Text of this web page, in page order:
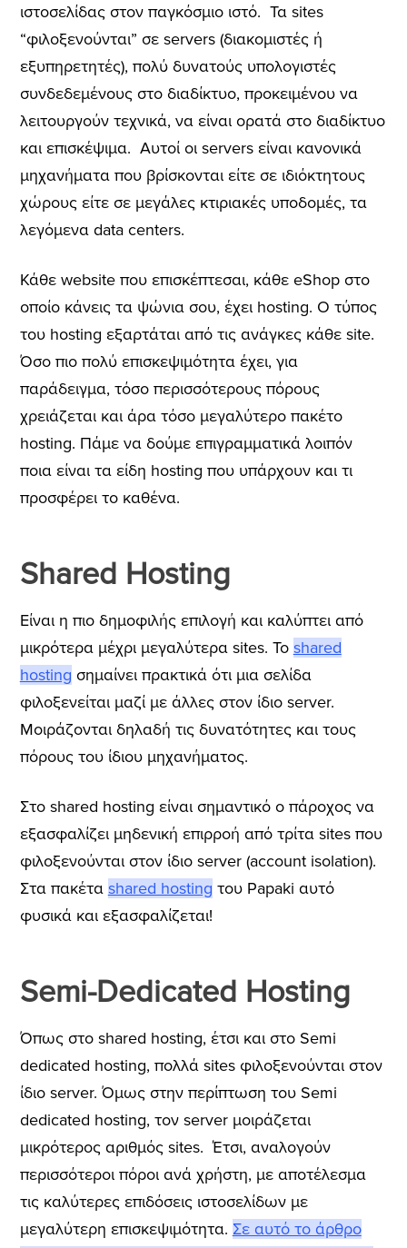
ιστοσελίδας στον παγκόσμιο ιστό. Τα sites
“φιλοξενούνται” σε servers (διακομιστές ή
εξυπηρετητές), πολύ δυνατούς υπολογιστές
συνδεδεμένους στο διαδίκτυο, προκειμένου να
λειτουργούν τεχνικά, να είναι ορατά στο διαδίκτυο
και επισκέψιμα. Αυτοί οι servers είναι κανονικά
μηχανήματα που βρίσκονται είτε σε ιδιόκτητους
χώρους είτε σε μεγάλες κτιριακές υποδομές, τα
λεγόμενα data centers.
Κάθε website που επισκέπτεσαι, κάθε eShop στο
οποίο κάνεις τα ψώνια σου, έχει hosting. Ο τύπος
του hosting εξαρτάται από τις ανάγκες κάθε site.
Όσο πιο πολύ επισκεψιμότητα έχει, για
παράδειγμα, τόσο περισσότερους πόρους
χρειάζεται και άρα τόσο μεγαλύτερο πακέτο
hosting. Πάμε να δούμε επιγραμματικά λοιπόν
ποια είναι τα είδη hosting που υπάρχουν και τι
προσφέρει το καθένα.
Shared Hosting
Είναι η πιο δημοφιλής επιλογή και καλύπτει από
μικρότερα μέχρι μεγαλύτερα sites. Το shared
hosting σημαίνει πρακτικά ότι μια σελίδα
φιλοξενείται μαζί με άλλες στον ίδιο server.
Μοιράζονται δηλαδή τις δυνατότητες και τους
πόρους του ίδιου μηχανήματος.
Στο shared hosting είναι σημαντικό ο πάροχος να
εξασφαλίζει μηδενική επιρροή από τρίτα sites που
φιλοξενούνται στον ίδιο server (account isolation).
Στα πακέτα shared hosting του Papaki αυτό
φυσικά και εξασφαλίζεται!
Semi-Dedicated Hosting
Όπως στο shared hosting, έτσι και στο Semi
dedicated hosting, πολλά sites φιλοξενούνται στον
ίδιο server. Όμως στην περίπτωση του Semi
dedicated hosting, τον server μοιράζεται
μικρότερος αριθμός sites. Έτσι, αναλογούν
περισσότεροι πόροι ανά χρήστη, με αποτέλεσμα
τις καλύτερες επιδόσεις ιστοσελίδων με
μεγαλύτερη επισκεψιμότητα. Σε αυτό το άρθρο